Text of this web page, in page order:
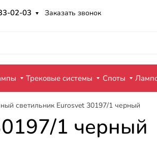
02-03 Заказать звонок
Трековые системы Споты
светильник Eurosvet 30197/1 черный
1 черный